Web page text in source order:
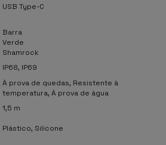
USB Type-C
Barra
Verde
Shamrock
IP68, IP69
À prova de quedas, Resistente à
temperatura, À prova de água
1,5 m
Plástico, Silicone